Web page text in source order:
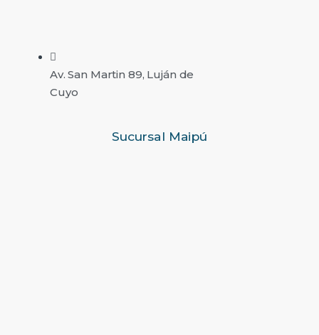
Av. San Martin 89, Luján de
Cuyo
Sucursal Maipú